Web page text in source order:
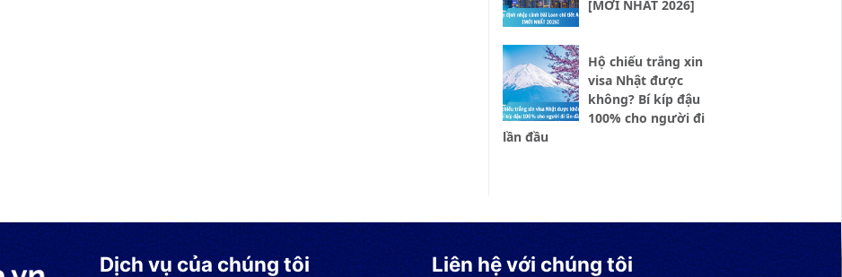
[MỚI NHẤT 2026]
Hộ chiếu trắng xin
visa Nhật được
không? Bí kíp đậu
100% cho người đi
lần đầu
Dịch vụ của chúng tôi Liên hệ với chúng tôi